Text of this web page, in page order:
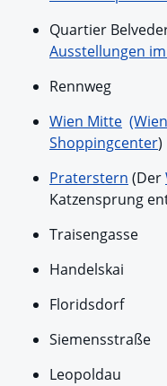
Quartier
Ausstellungen
Rennweg
Wien Mitte
Shoppingcenter)
Praterstern (Der
Katzensprung
Traisengasse
Handelskai
Floridsdorf
Siemensstraße
Leopoldau